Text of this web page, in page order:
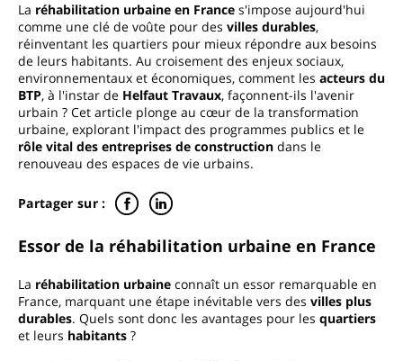
La réhabilitation urbaine en France s'impose aujourd'hui
comme une clé de voûte pour des villes durables,
réinventant les quartiers pour mieux répondre aux besoins
de leurs habitants. Au croisement des enjeux sociaux,
environnementaux et économiques, comment les acteurs du
BTP, à l'instar de Helfaut Travaux, façonnent-ils l'avenir
urbain ? Cet article plonge au cœur de la transformation
urbaine, explorant l'impact des programmes publics et le
rôle vital des entreprises de construction dans le
renouveau des espaces de vie urbains.
Partager sur :
Essor de la réhabilitation urbaine en France
La réhabilitation urbaine connaît un essor remarquable en
France, marquant une étape inévitable vers des villes plus
durables. Quels sont donc les avantages pour les quartiers
et leurs habitants ?